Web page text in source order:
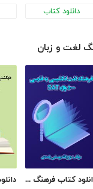
دانلود کتاب
لغت و زبان
دانلود کتاب فرهنگ لغت انگلیسی به فارسی 5000 واژه SAT